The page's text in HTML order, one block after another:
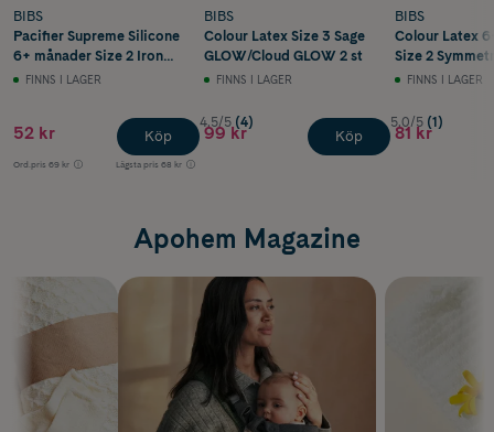
BIBS
Pacifier Supreme Silicone
6+ månader Size 2 Iron
GLOW
FINNS I LAGER
52 kr
Ord.pris 69 kr Lägsta pris 68 kr
Köp
BIBS
Colour Latex Size 3 Sage
GLOW/Cloud GLOW 2 st
FINNS I LAGER
4.5/5 (4)
99 kr Köp
BIBS
Colour Latex
Size 2
Blue/Petrol 2 st
FINNS I LAGER
5.0/5 (1)
81 kr
Apohem Magazine